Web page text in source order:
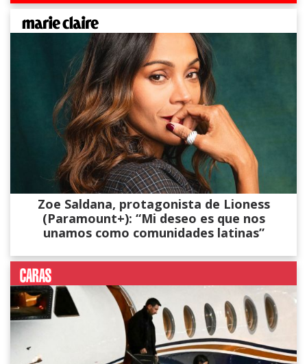
Zoe Saldana, protagonista de Lioness
(Paramount+): “Mi deseo es que nos
unamos como comunidades latinas”